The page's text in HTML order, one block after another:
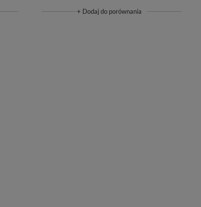
+ Dodaj do porównania